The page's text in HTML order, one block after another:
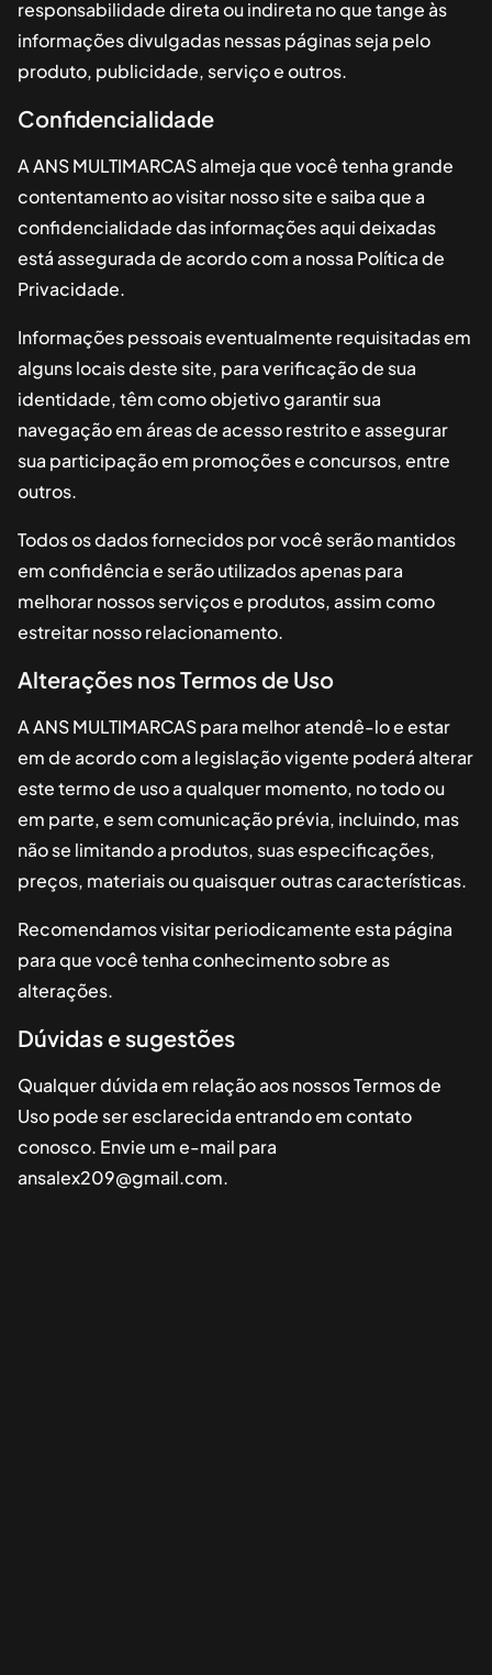
responsabilidade direta ou indireta no que tange às
informações divulgadas nessas páginas seja pelo
produto, publicidade, serviço e outros.
Confidencialidade
AANS MULTIMARCASalmeja que você tenha grande
contentamento ao visitar nosso site e saiba que a
confidencialidade das informações aqui deixadas
está assegurada de acordo com a nossa Política de
Privacidade.
Informações pessoais eventualmente requisitadas em
alguns locais deste site, para verificação de sua
identidade, têm como objetivo garantir sua
navegação em áreas de acesso restrito e assegurar
sua participação em promoções e concursos, entre
outros.
Todos os dados fornecidos por você serão mantidos
em confidência e serão utilizados apenas para
melhorar nossos serviços e produtos, assim como
estreitar nosso relacionamento.
Alterações nos Termos de Uso
AANS MULTIMARCASpara melhor atendê-lo e estar
em de acordo com a legislação vigente poderá alterar
este termo de uso a qualquer momento, no todo ou
em parte, e sem comunicação prévia, incluindo, mas
não se limitando a produtos, suas especificações,
preços, materiais ou quaisquer outras características.
Recomendamos visitar periodicamente esta página
para que você tenha conhecimento sobre as
alterações.
Dúvidas e sugestões
Qualquer dúvida em relação aos nossos Termos de
Uso pode ser esclarecida entrando em contato
conosco. Envie um e-mail para
ansalex209@gmail.com.